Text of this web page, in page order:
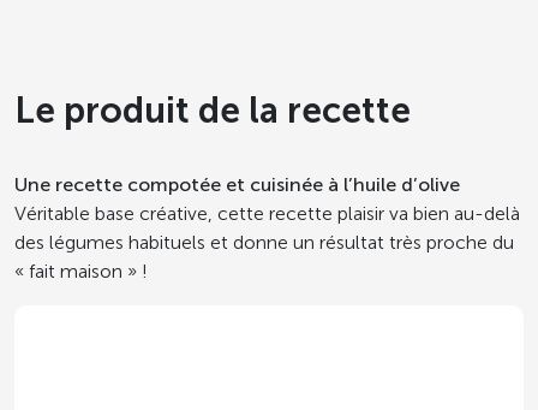
Le produit de la recette
Une recette compotée et cuisinée à l’huile d’olive
Véritable base créative, cette recette plaisir va bien au-delà
des légumes habituels et donne un résultat très proche du
« fait maison » !